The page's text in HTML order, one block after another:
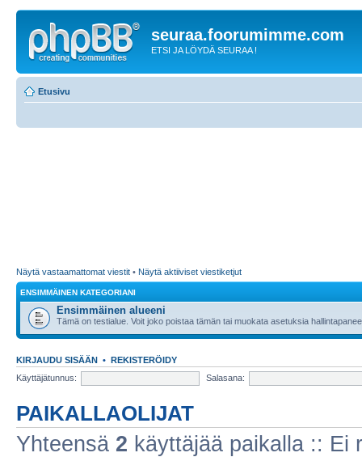
seuraa.foorumimme.com
ETSI JA LÖYDÄ SEURAA !
Etusivu
Näytä vastaamattomat viestit • Näytä aktiiviset viestiketjut
ENSIMMÄINEN KATEGORIANI
Ensimmäinen alueeni
Tämä on testialue. Voit joko poistaa tämän tai muokata asetuksia
KIRJAUDU SISÄÄN • REKISTERÖIDY
Käyttäjätunnus:
Salasana:
PAIKALLAOLIJAT
Yhteensä 2 käyttäjää paikalla :: Ei